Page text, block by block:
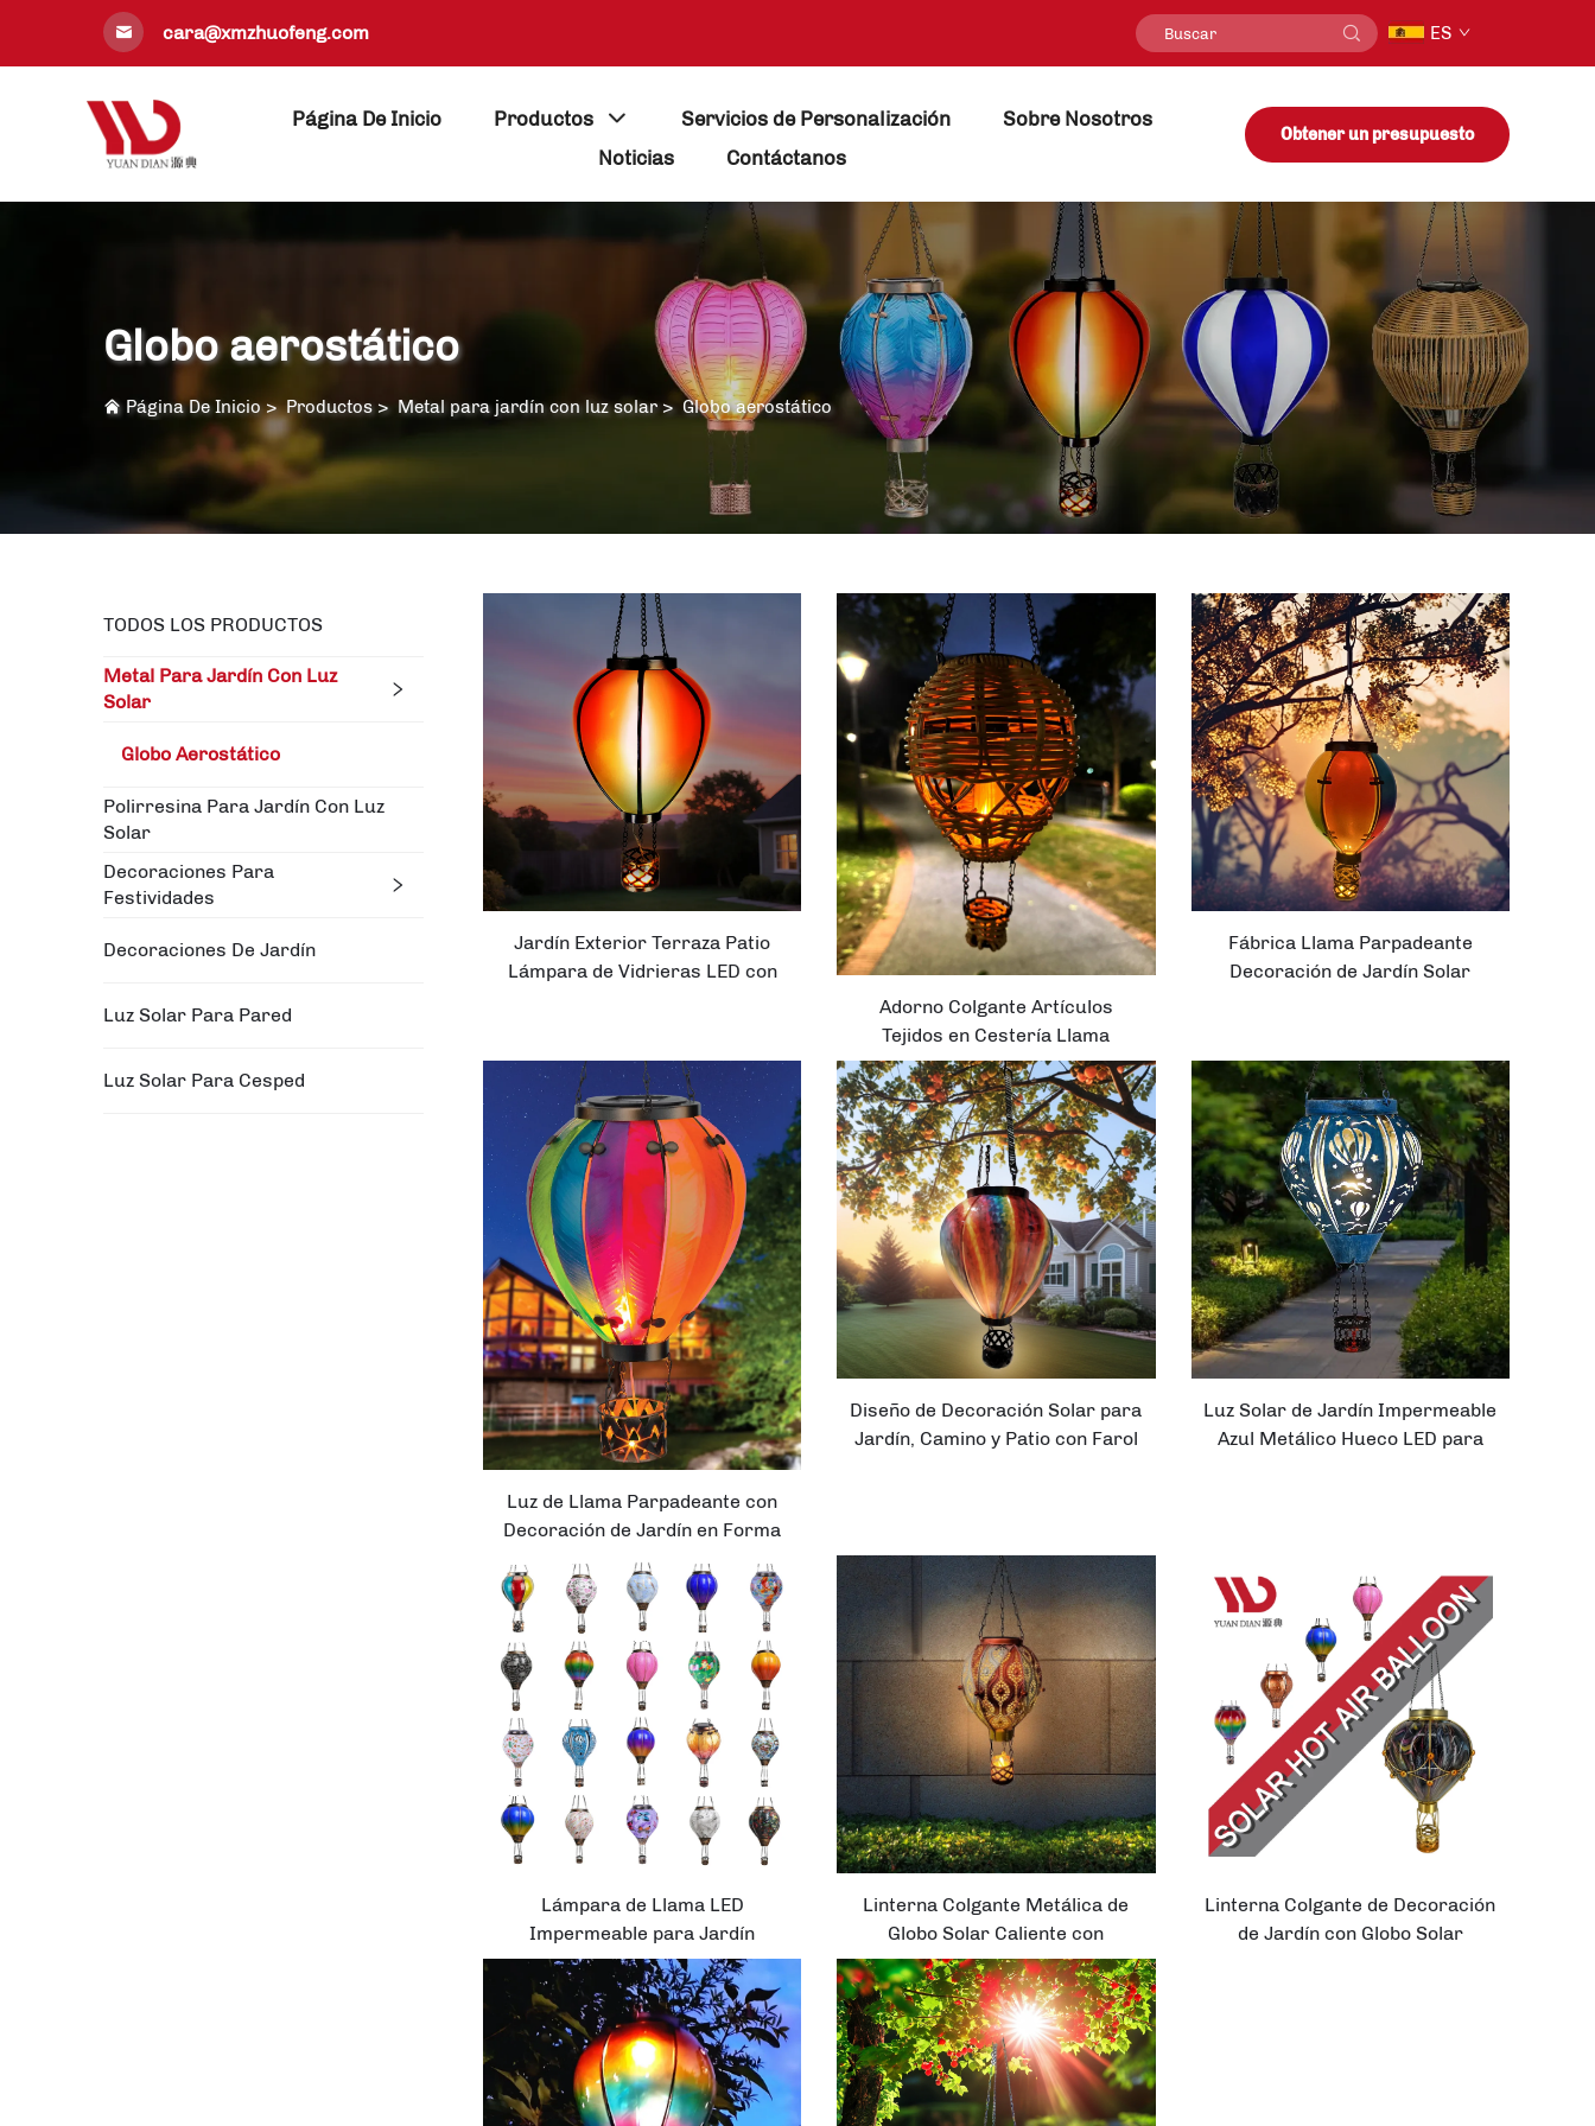
cara@xmzhuofeng.com ES
Página De Inicio Productos Servicios de Personalización
Sobre Nosotros
Noticias
Contáctanos
Obtener un presupuesto
Globo aerostático
Página De Inicio>Productos> Metal para jardín con luz solar> Globo aerostático
TODOS LOS PRODUCTOS
Metal Para Jardín Con Luz
Solar
Globo Aerostático
Polirresina Para Jardín Con Luz
Solar
Decoraciones Para
Festividades
Decoraciones De Jardín
Luz Solar Para Pared
Luz Solar Para Cesped
Jardín Exterior Terraza Patio
Lámpara de Vidrieras LED con
Adorno Colgante Artículos
Tejidos en Cestería Llama
Colgante Globo Caliente Solar
Decoración de Jardín
Fábrica Llama Parpadeante
Decoración de Jardín Solar
Luz de Llama Parpadeante con
Decoración de Jardín en Forma
de Globo Aerostático Colgante
Solar
Diseño de Decoración Solar para
Jardín, Camino y Patio con Farol
Luz Solar de Jardín Impermeable
Azul Metálico Hueco LED para
Lámpara de Llama LED
Impermeable para Jardín
Exterior, Porche, Terraza, Hecha
de Plástico, Vidrio, Metal o
Acrílico en Forma de Globo Solar
Caliente
Linterna Colgante Metálica de
Globo Solar Caliente con
Decoración Linterna LED
Estacas de Jardín Solar
Linterna Colgante de Decoración
de Jardín con Globo Solar